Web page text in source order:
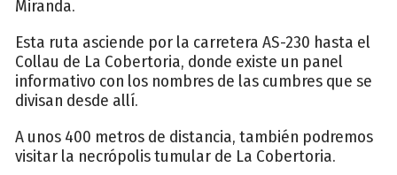
Miranda.
Esta ruta asciende por la carretera AS-230 hasta el
Collau de La Cobertoria, donde existe un panel
informativo con los nombres de las cumbres que se
divisan desde allí.
A unos 400 metros de distancia, también podremos
visitar la necrópolis tumular de La Cobertoria.